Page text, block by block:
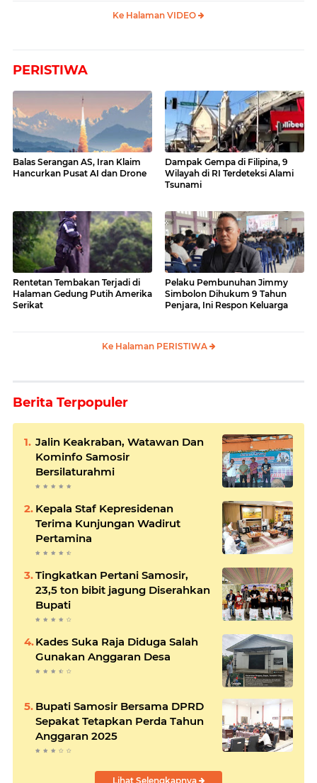
Ke Halaman VIDEO
PERISTIWA
Balas Serangan AS, Iran Klaim
Hancurkan Pusat AI dan Drone
Dampak Gempa di Filipina, 9
Wilayah di RI Terdeteksi Alami
Tsunami
Rentetan Tembakan Terjadi di
Halaman Gedung Putih Amerika
Serikat
Pelaku Pembunuhan Jimmy
Simbolon Dihukum 9 Tahun
Penjara, Ini Respon Keluarga
Ke Halaman PERISTIWA
Berita Terpopuler
Jalin Keakraban, Watawan Dan
Kominfo Samosir
Bersilaturahmi
Kepala Staf Kepresidenan
Terima Kunjungan Wadirut
Pertamina
Tingkatkan Pertani Samosir,
23,5 ton bibit jagung Diserahkan
Bupati
Kades Suka Raja Diduga Salah
Gunakan Anggaran Desa
Bupati Samosir Bersama DPRD
Sepakat Tetapkan Perda Tahun
Anggaran 2025
Lihat Selengkapnya